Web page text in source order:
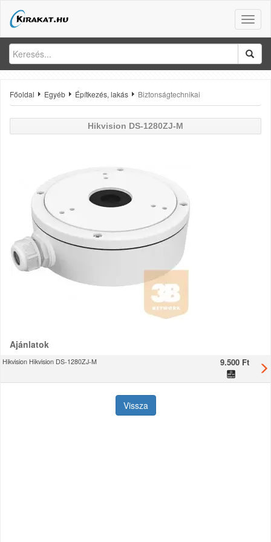
Toggle
Főoldal Egyéb Építkezés, lakás Biztonságtechnikai
Hikvision DS-1280ZJ-M
Ajánlatok
Hikvision Hikvision DS-1280ZJ-M 9.500 Ft
Vissza